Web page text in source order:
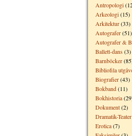
Antropologi
Arkeologi(15)
Arkitektur(33)
Autografer(51)
Autografer &
Ballett-dans (3)
Barnböcker
Bibliofila
Biografier(43)
Bokband(11)
Bokhistoria
Dokument(2)
Dramatik-Teater
Erotica(7)